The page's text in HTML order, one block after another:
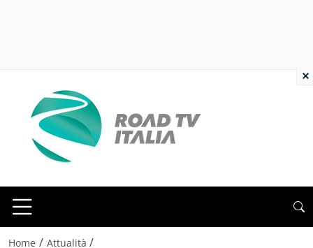
Home / Attualità /
×